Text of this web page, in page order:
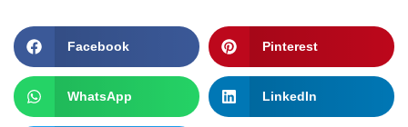
Facebook Pinterest
WhatsApp LinkedIn